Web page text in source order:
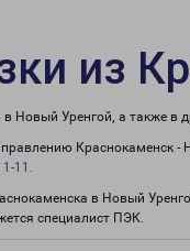
из
Новый Уренгой, а также
Краснокаменск
11 .
в Новый
специалист ПЭК.